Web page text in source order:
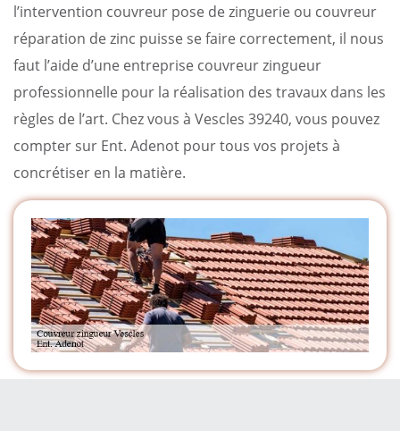
l’intervention couvreur pose de zinguerie ou couvreur
réparation de zinc puisse se faire correctement, il nous
faut l’aide d’une entreprise couvreur zingueur
professionnelle pour la réalisation des travaux dans les
règles de l’art. Chez vous à Vescles 39240, vous pouvez
compter sur Ent. Adenot pour tous vos projets à
concrétiser en la matière.